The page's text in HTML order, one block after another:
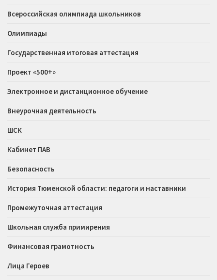
Всероссийская олимпиада школьников
Олимпиады
Государственная итоговая аттестация
Проект «500+»
Электронное и дистанционное обучение
Внеурочная деятельность
ШСК
Кабинет ПАВ
Безопасность
История Тюменской области: педагоги и наставники
Промежуточная аттестация
Школьная служба примирения
Финансовая грамотность
Лица Героев